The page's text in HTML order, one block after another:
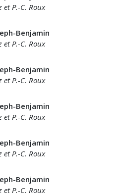
et P.-C. Roux
Benjamin
et P.-C. Roux
Benjamin
et P.-C. Roux
Benjamin
et P.-C. Roux
Benjamin
et P.-C. Roux
Benjamin
et P.-C. Roux